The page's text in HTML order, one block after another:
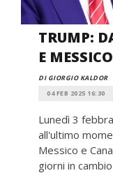
TRUMP:
E
DI GIORGIO KALDOR
04 FEB 2025 16:30
Lunedì 3
all'ultimo
Messico e
giorni in